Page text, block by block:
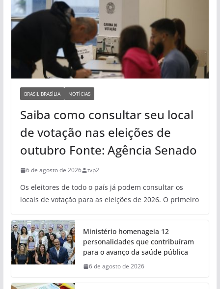
BRASIL BRASÍLIA NOTÍCIAS
Saiba como consultar seu local
de votação nas eleições de
outubro Fonte: Agência Senado
6 de agosto de 2026 tvp2
Os eleitores de todo o país já podem consultar os
locais de votação para as eleições de 2026. O primeiro
Ministério homenageia 12
personalidades que contribuíram
para o avanço da saúde pública
6 de agosto de 2026